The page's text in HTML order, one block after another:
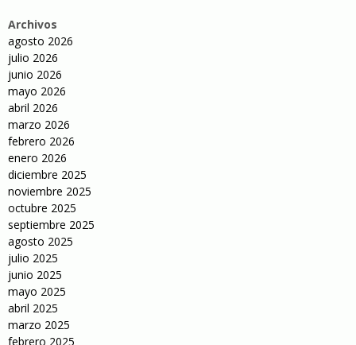
Archivos
agosto 2026
julio 2026
junio 2026
mayo 2026
abril 2026
marzo 2026
febrero 2026
enero 2026
diciembre 2025
noviembre 2025
octubre 2025
septiembre 2025
agosto 2025
julio 2025
junio 2025
mayo 2025
abril 2025
marzo 2025
febrero 2025